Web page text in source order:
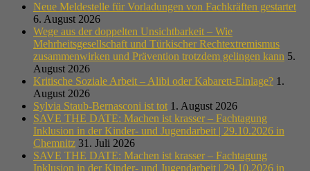
Neue Meldestelle für Vorladungen von Fachkräften gestartet
6. August 2026
Wege aus der doppelten Unsichtbarkeit – Wie
Mehrheitsgesellschaft und Türkischer Rechtextremismus
zusammenwirken und Prävention trotzdem gelingen kann 5.
August 2026
Kritische Soziale Arbeit – Alibi oder Kabarett-Einlage? 1.
August 2026
Sylvia Staub-Bernasconi ist tot 1. August 2026
SAVE THE DATE: Machen ist krasser – Fachtagung
Inklusion in der Kinder- und Jugendarbeit | 29.10.2026 in
Chemnitz 31. Juli 2026
SAVE THE DATE: Machen ist krasser – Fachtagung
Inklusion in der Kinder- und Jugendarbeit | 29.10.2026 in